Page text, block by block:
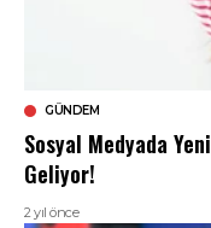
GÜNDEM
Sosyal Medyada
Geliyor!
2 yıl önce